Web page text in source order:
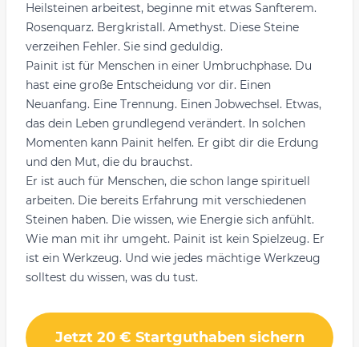
Heilsteinen arbeitest, beginne mit etwas Sanfterem.
Rosenquarz. Bergkristall. Amethyst. Diese Steine
verzeihen Fehler. Sie sind geduldig.
Painit ist für Menschen in einer Umbruchphase. Du
hast eine große Entscheidung vor dir. Einen
Neuanfang. Eine Trennung. Einen Jobwechsel. Etwas,
das dein Leben grundlegend verändert. In solchen
Momenten kann Painit helfen. Er gibt dir die Erdung
und den Mut, die du brauchst.
Er ist auch für Menschen, die schon lange spirituell
arbeiten. Die bereits Erfahrung mit verschiedenen
Steinen haben. Die wissen, wie Energie sich anfühlt.
Wie man mit ihr umgeht. Painit ist kein Spielzeug. Er
ist ein Werkzeug. Und wie jedes mächtige Werkzeug
solltest du wissen, was du tust.
Jetzt 20 € Startguthaben sichern